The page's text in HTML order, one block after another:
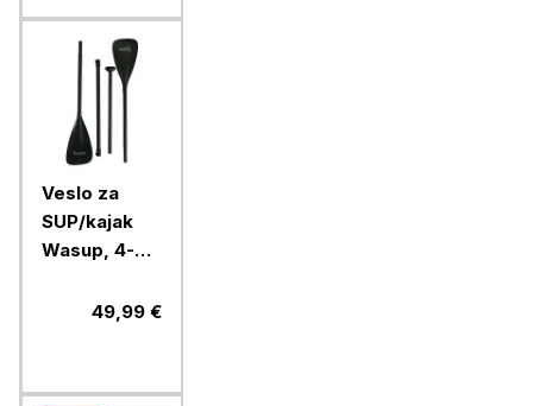
Veslo za
SUP/kajak
Wasup, 4-
dodatno
sede
49,99 €